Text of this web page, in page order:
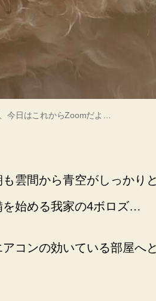
今日はこれからZoomだよ…
雲間から青空がしっかり
を始める我家の4ボロズ…
コンの効いている部屋へ